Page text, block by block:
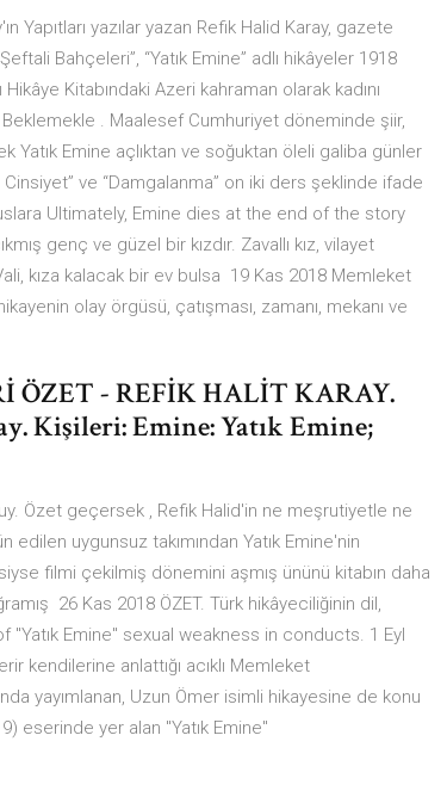
Yapıtları yazılar yazan Refik Halid Karay, gazete
Bahçeleri”, “Yatık Emine” adlı hikâyeler 1918
Kitabındaki Azeri kahraman olarak kadını
. Maalesef Cumhuriyet döneminde şiir,
Yatık Emine açlıktan ve soğuktan öleli galiba günler
ve “Damgalanma” on iki ders şeklinde ifade
Ultimately, Emine dies at the end of the story
genç ve güzel bir kızdır. Zavallı kız, vilayet
kıza kalacak bir ev bulsa 19 Kas 2018 Memleket
olay örgüsü, çatışması, zamanı, mekanı ve
ÖZET - REFİK HALİT KARAY.
Kişileri: Emine: Yatık Emine;
Özet geçersek , Refik Halid'in ne meşrutiyetle ne
edilen uygunsuz takımından Yatık Emine'nin
filmi çekilmiş dönemini aşmış ününü kitabın daha
26 Kas 2018 ÖZET. Türk hikâyeciliğinin dil,
Emine" sexual weakness in conducts. 1 Eyl
kendilerine anlattığı acıklı Memleket
yayımlanan, Uzun Ömer isimli hikayesine de konu
eserinde yer alan ''Yatık Emine''